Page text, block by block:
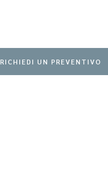
RICHIEDI UN PREVENTIVO